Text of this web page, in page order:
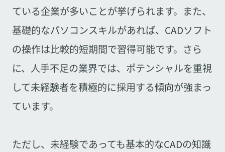
ている企業が多いことが挙げられます。また、
基礎的なパソコンスキルがあれば、CADソフト
の操作は比較的短期間で習得可能です。さら
に、人手不足の業界では、ポテンシャルを重視
して未経験者を積極的に採用する傾向が強まっ
ています。
ただし、未経験であっても基本的なCADの知識